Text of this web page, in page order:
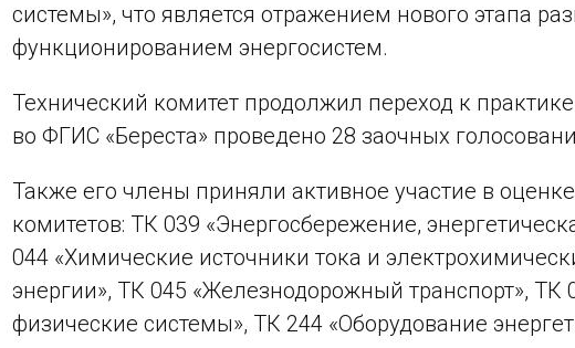
системы», что является отражением нового этапа
функционированием энергосистем.
Технический комитет продолжил переход к
во ФГИС «Береста» проведено 28 заочных
Также его члены приняли активное участие в
комитетов: ТК 039 «Энергосбережение,
044 «Химические источники тока и
энергии», ТК 045 «Железнодорожный транспорт», ТК
физические системы», ТК 244 «Оборудование